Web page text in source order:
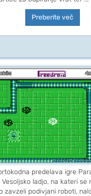
Preberite več
predelava igre
Vesoljsko ladjo, na kateri
zavzeli podivjani roboti,